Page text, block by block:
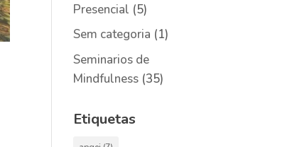
Presencial (5)
Sem categoria (1)
Seminarios de
Mindfulness (35)
Etiquetas